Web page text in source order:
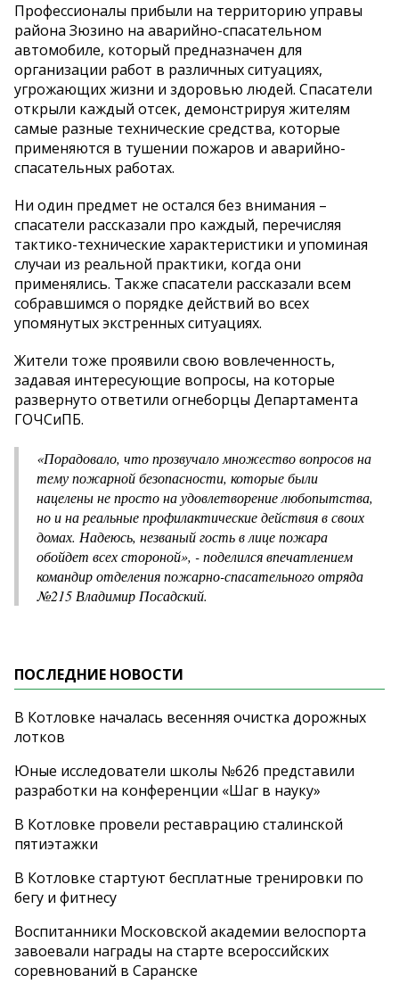
Профессионалы прибыли на территорию управы
района Зюзино на аварийно-спасательном
автомобиле, который предназначен для
организации работ в различных ситуациях,
угрожающих жизни и здоровью людей. Спасатели
открыли каждый отсек, демонстрируя жителям
самые разные технические средства, которые
применяются в тушении пожаров и аварийно-
спасательных работах.
Ни один предмет не остался без внимания –
спасатели рассказали про каждый, перечисляя
тактико-технические характеристики и упоминая
случаи из реальной практики, когда они
применялись. Также спасатели рассказали всем
собравшимся о порядке действий во всех
упомянутых экстренных ситуациях.
Жители тоже проявили свою вовлеченность,
задавая интересующие вопросы, на которые
развернуто ответили огнеборцы Департамента
ГОЧСиПБ.
«Порадовало, что прозвучало множество вопросов на
тему пожарной безопасности, которые были
нацелены не просто на удовлетворение любопытства,
но и на реальные профилактические действия в своих
домах. Надеюсь, незваный гость в лице пожара
обойдет всех стороной», - поделился впечатлением
командир отделения пожарно-спасательного отряда
№215 Владимир Посадский.
ПОСЛЕДНИЕ НОВОСТИ
В Котловке началась весенняя очистка дорожных
лотков
Юные исследователи школы №626 представили
разработки на конференции «Шаг в науку»
В Котловке провели реставрацию сталинской
пятиэтажки
В Котловке стартуют бесплатные тренировки по
бегу и фитнесу
Воспитанники Московской академии велоспорта
завоевали награды на старте всероссийских
соревнований в Саранске